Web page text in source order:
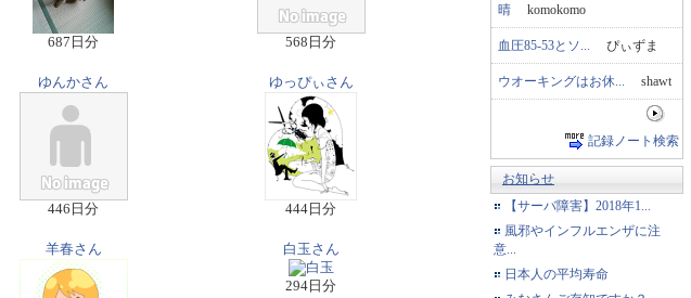
687日分 568日分
ゆんかさん
446日分
ゆっぴぃさん
444日分
羊春さん 白玉さん
294日分
晴 komokomo
血圧85-53とソ... ぴぃずま
ウオーキングはお休... shawt
記録ノート検索
お知らせ
【サーバ障害】2018年1...
風邪やインフルエンザに注
意...
日本人の平均寿命